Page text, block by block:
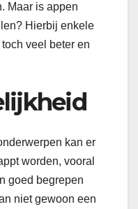
Maar is appen
Hierbij enkele
veel beter en
kan er
worden, vooral
goed begrepen
niet gewoon een